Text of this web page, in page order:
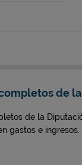
de la
de la
gastos e ingresos.